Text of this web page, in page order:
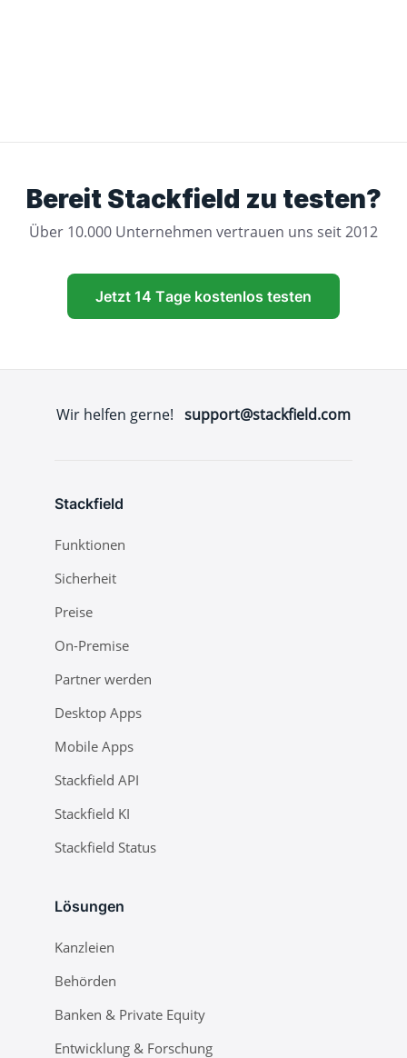
Bereit Stackfield zu testen?
Über 10.000 Unternehmen vertrauen uns seit 2012
Jetzt 14 Tage kostenlos testen
Wir helfen gerne! support@stackfield.com
Stackfield
Funktionen
Sicherheit
Preise
On-Premise
Partner werden
Desktop Apps
Mobile Apps
Stackfield API
Stackfield KI
Stackfield Status
Lösungen
Kanzleien
Behörden
Banken & Private Equity
Entwicklung & Forschung